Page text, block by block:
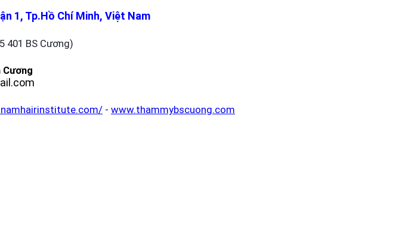
1, Tp.Hồ Chí Minh, Việt Nam
401 BS Cương)
Cương
- www.thammybscuong.com